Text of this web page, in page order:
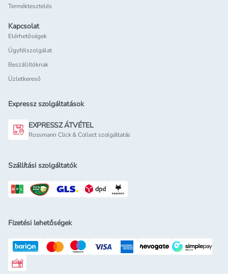
Terméktesztelés
Kapcsolat
Elérhetőségek
Ügyfélszolgálat
Beszállítóknak
Üzletkereső
Expressz szolgáltatások
EXPRESSZ ÁTVÉTEL
Rossmann Click & Collect szolgáltatás
Szállítási szolgáltatók
Fizetési lehetőségek
Rossmann ajándékkártya